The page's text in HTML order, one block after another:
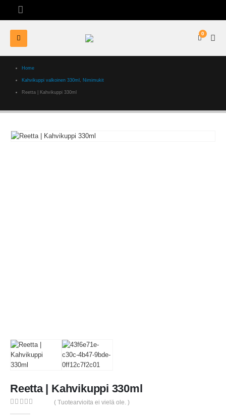
0
Home
Kahvikuppi valkoinen 330ml , Nimimukit
Reetta | Kahvikuppi 330ml
Reetta | Kahvikuppi 330ml
( Tuotearvioita ei vielä ole. )